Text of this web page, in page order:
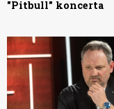
"Pitbull" koncerta